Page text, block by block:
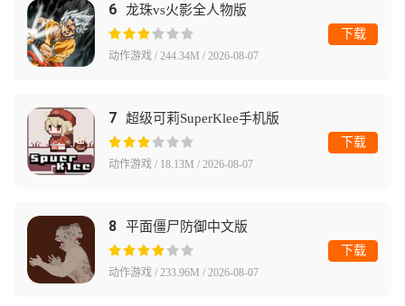
6 龙珠vs火影全人物版
动作游戏 / 244.34M / 2026-08-07
下载
7 超级可莉SuperKlee手机版
动作游戏 / 18.13M / 2026-08-07
下载
8 平面僵尸防御中文版
动作游戏 / 233.96M / 2026-08-07
下载